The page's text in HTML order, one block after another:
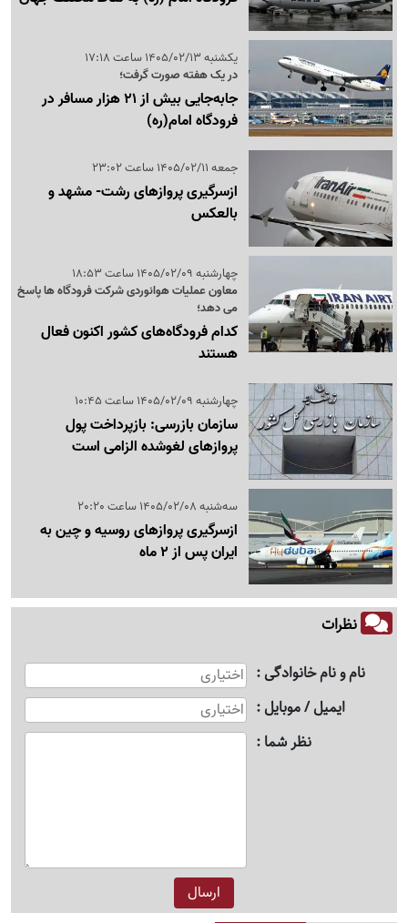
یکشنبه 1405/02/13 ساعت 17:18
در یک هفته صورت گرفت؛
جابه‌جایی بیش از 21 هزار مسافر در
فرودگاه امام(ره)
جمعه 1405/02/11 ساعت 23:02
ازسرگیری پروازهای رشت- مشهد و
بالعکس
چهارشنبه 1405/02/09 ساعت 18:53
معاون عملیات هوانوردی شرکت فرودگاه ها پاسخ
می دهد؛
کدام فرودگاه‌های کشور اکنون فعال
هستند
چهارشنبه 1405/02/09 ساعت 10:45
سازمان بازرسی: بازپرداخت پول
پروازهای لغوشده الزامی است
سه‌شنبه 1405/02/08 ساعت 20:20
ازسرگیری پروازهای روسیه و چین به
ایران پس از 2 ماه
نظرات
نام و نام خانوادگی
ایمیل / موبایل
نظر شما